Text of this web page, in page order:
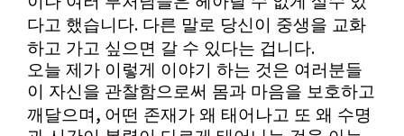
다고 했습니다. 다른 말로 당신이 중생을 교화
하고 가고 싶으면 갈 수 있다는 겁니다.
오늘 제가 이렇게 이야기 하는 것은 여러분들
이 자신을 관찰함으로써 몸과 마음을 보호하고
깨달으며 , 어떤 존재가 왜 태어나고 또 왜 수명